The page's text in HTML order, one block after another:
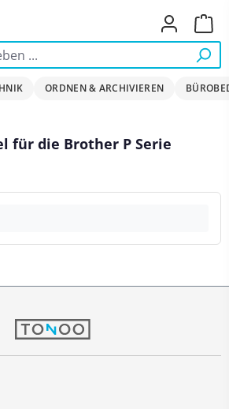
ORDNEN & ARCHIVIEREN
für die Brother P Serie